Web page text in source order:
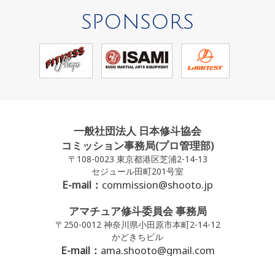
SPONSORS
一般社団法人 日本修斗協会
コミッション事務局(プロ管理部)
〒108-0023 東京都港区芝浦2-14-13
セジュール田町201号室
E-mail： commission@shooto.jp
アマチュア修斗委員会 事務局
〒250-0012 神奈川県小田原市本町2-14-12
かどきちビル
E-mail： ama.shooto@gmail.com